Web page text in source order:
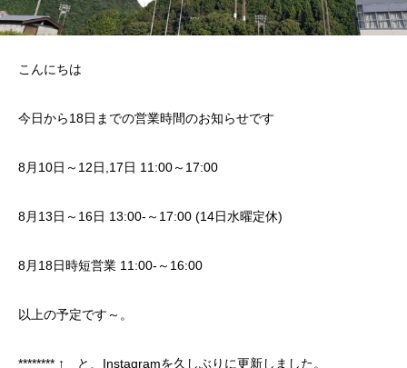
こんにちは
今日から18日までの営業時間のお知らせです
8月10日～12日,17日 11:00～17:00
8月13日～16日 13:00-～17:00 (14日水曜定休)
8月18日時短営業 11:00-～16:00
以上の予定です～。
******** ↑ と、Instagramを久しぶりに更新しました。